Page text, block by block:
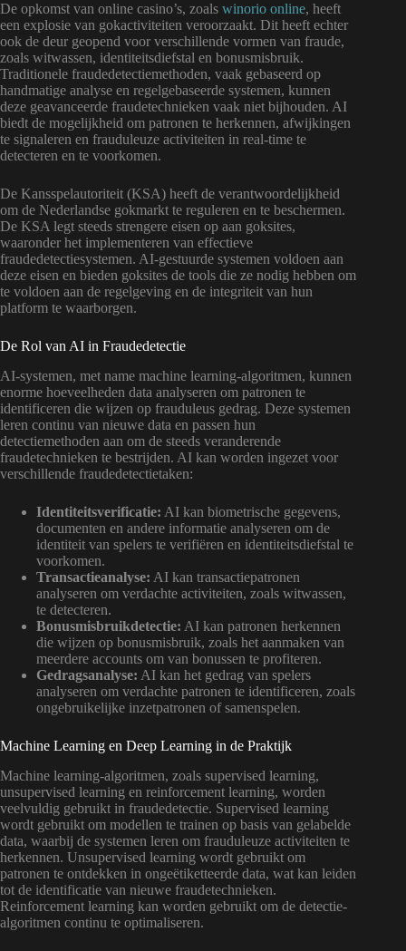
De opkomst van online casino’s, zoals winorio online, heeft
een explosie van gokactiviteiten veroorzaakt. Dit heeft echter
ook de deur geopend voor verschillende vormen van fraude,
zoals witwassen, identiteitsdiefstal en bonusmisbruik.
Traditionele fraudedetectiemethoden, vaak gebaseerd op
handmatige analyse en regelgebaseerde systemen, kunnen
deze geavanceerde fraudetechnieken vaak niet bijhouden. AI
biedt de mogelijkheid om patronen te herkennen, afwijkingen
te signaleren en frauduleuze activiteiten in real-time te
detecteren en te voorkomen.
De Kansspelautoriteit (KSA) heeft de verantwoordelijkheid
om de Nederlandse gokmarkt te reguleren en te beschermen.
De KSA legt steeds strengere eisen op aan goksites,
waaronder het implementeren van effectieve
fraudedetectiesystemen. AI-gestuurde systemen voldoen aan
deze eisen en bieden goksites de tools die ze nodig hebben om
te voldoen aan de regelgeving en de integriteit van hun
platform te waarborgen.
De Rol van AI in Fraudedetectie
AI-systemen, met name machine learning-algoritmen, kunnen
enorme hoeveelheden data analyseren om patronen te
identificeren die wijzen op frauduleus gedrag. Deze systemen
leren continu van nieuwe data en passen hun
detectiemethoden aan om de steeds veranderende
fraudetechnieken te bestrijden. AI kan worden ingezet voor
verschillende fraudedetectietaken:
Identiteitsverificatie: AI kan biometrische gegevens,
documenten en andere informatie analyseren om de
identiteit van spelers te verifiëren en identiteitsdiefstal te
voorkomen.
Transactieanalyse: AI kan transactiepatronen
analyseren om verdachte activiteiten, zoals witwassen,
te detecteren.
Bonusmisbruikdetectie: AI kan patronen herkennen
die wijzen op bonusmisbruik, zoals het aanmaken van
meerdere accounts om van bonussen te profiteren.
Gedragsanalyse: AI kan het gedrag van spelers
analyseren om verdachte patronen te identificeren, zoals
ongebruikelijke inzetpatronen of samenspelen.
Machine Learning en Deep Learning in de Praktijk
Machine learning-algoritmen, zoals supervised learning,
unsupervised learning en reinforcement learning, worden
veelvuldig gebruikt in fraudedetectie. Supervised learning
wordt gebruikt om modellen te trainen op basis van gelabelde
data, waarbij de systemen leren om frauduleuze activiteiten te
herkennen. Unsupervised learning wordt gebruikt om
patronen te ontdekken in ongeëtiketteerde data, wat kan leiden
tot de identificatie van nieuwe fraudetechnieken.
Reinforcement learning kan worden gebruikt om de detectie-
algoritmen continu te optimaliseren.